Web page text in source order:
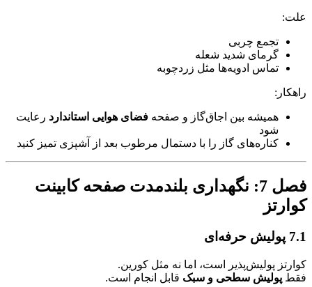
علت:
تجمع چربی
گرمای شدید شعله
تماس ادویه‌ها مثل زردچوبه
راهکار:
همیشه بین اجاق‌گاز و صفحه فضای هوایی استاندارد رعایت
شود
کناره‌های گاز را با دستمال مرطوب بعد از آشپزی تمیز کنید
فصل 7: نگهداری بلندمدت صفحه کابینت
کوارتز
7.1 پولیش حرفه‌ای
کوارتز پولیش‌پذیر است، اما نه مثل کورین.
فقط پولیش سطحی و سبک قابل انجام است.